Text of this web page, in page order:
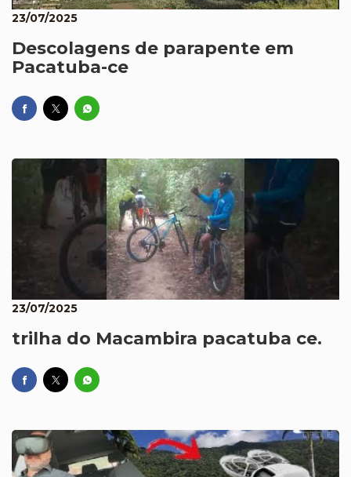
23/07/2025
Descolagens de parapente em
Pacatuba-ce
23/07/2025
trilha do Macambira pacatuba ce.